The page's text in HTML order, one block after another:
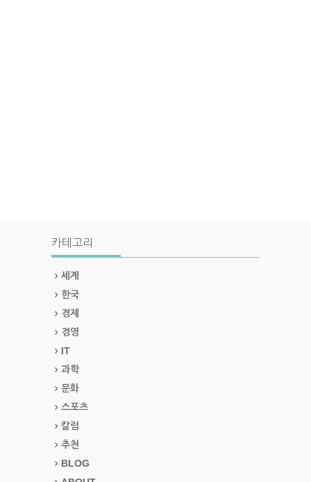
카테고리
세계
한국
경제
경영
IT
과학
문화
스포츠
칼럼
추천
BLOG